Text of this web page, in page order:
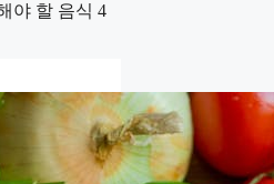
야 할 음식 4